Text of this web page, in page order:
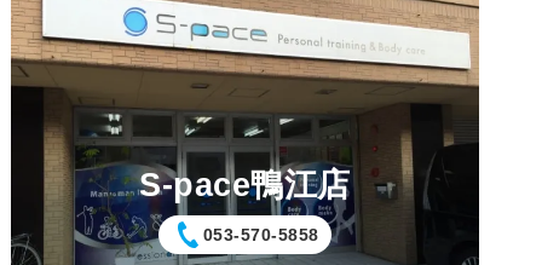
S-pace鴨江店
053-570-5858